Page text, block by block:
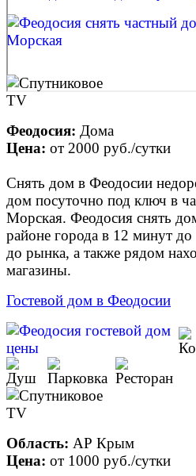
Феодосия: Дома
Цена: от 2000 руб./сутки
Снять дом в Феодосии
дом посуточно под ключ в
Морская. Феодосия снять
районе города в 12 минут
до рынка, а также рядом
магазины.
Гостевой дом в Феодосии
Область: АР Крым
Цена: от 1000 руб./сутки